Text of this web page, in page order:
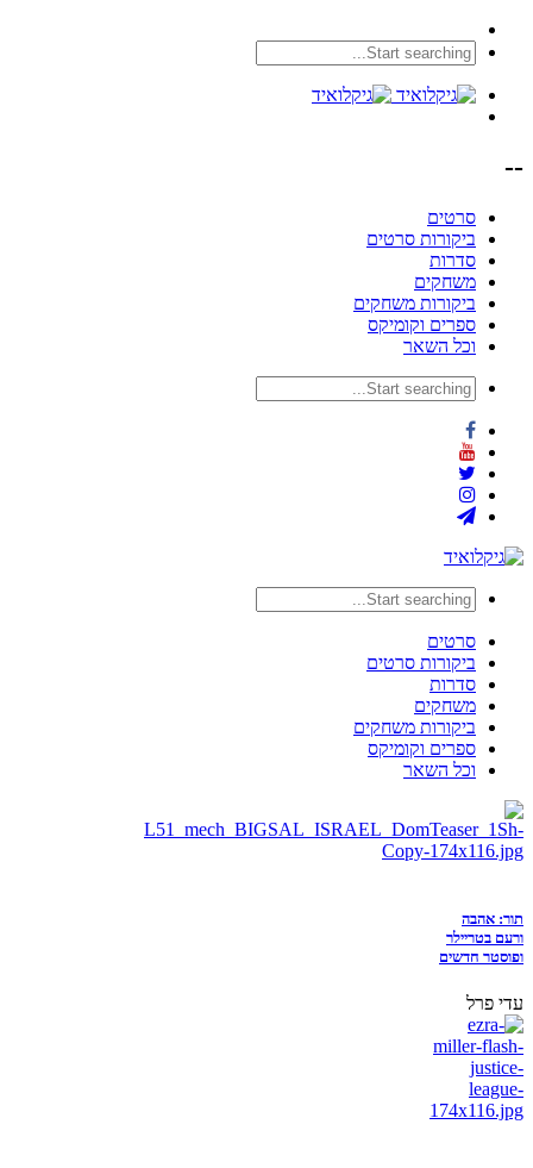
--
סרטים
ביקורות סרטים
סדרות
משחקים
ביקורות משחקים
ספרים וקומיקס
וכל השאר
סרטים
ביקורות סרטים
סדרות
משחקים
ביקורות משחקים
ספרים וקומיקס
וכל השאר
תור: אהבה
ורעם בטריילר
ופוסטר חדשים
עדי פרל